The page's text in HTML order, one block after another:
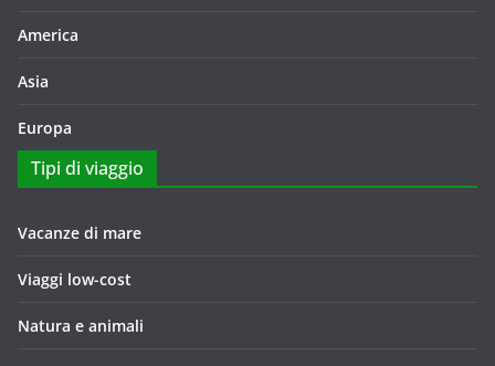
America
Asia
Europa
Tipi di viaggio
Vacanze di mare
Viaggi low-cost
Natura e animali